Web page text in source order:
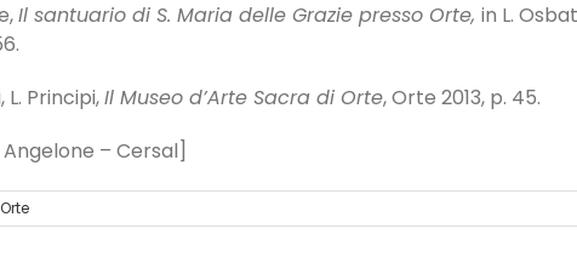
Il santuario di S. Maria delle Grazie presso Orte, in L.
L. Principi,Il Museo d’Arte Sacra di Orte, Orte 2013, p. 45.
Angelone – Cersal]
Orte